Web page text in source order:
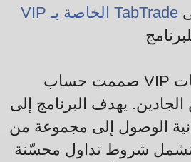
VIP الخاصة بـ TabTrade
صممت حساب VIP مع مراعاة الاحتياجات
الجادين. يهدف البرنامج إلى
الوصول إلى مجموعة من
تشمل شروط تداول محسّنة